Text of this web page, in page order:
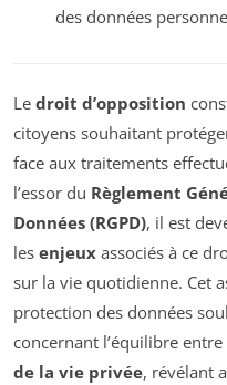
des données
Le droit d’opposition
citoyens souhaitant
face aux traitements
l’essor du Règlement
Données (RGPD), il est
les enjeux associés à ce
sur la vie quotidienne. Cet
protection des données
concernant l’équilibre entre
de la vie privée, révélant